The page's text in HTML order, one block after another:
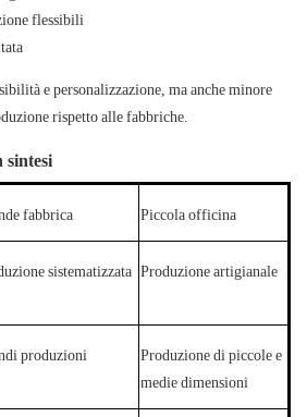
flessibili
e personalizzazione, ma anche minore
rispetto alle fabbriche.
sintesi
fabbrica Piccola officina
sistematizzata Produzione artigianale
produzioni
Produzione di piccole e
medie dimensioni